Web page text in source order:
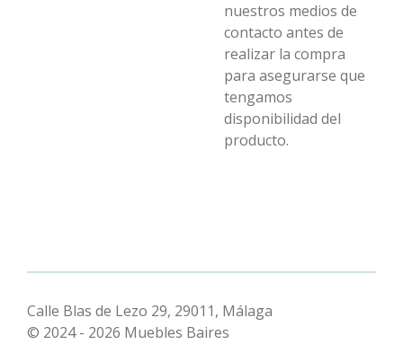
nuestros medios de
contacto antes de
realizar la compra
para asegurarse que
tengamos
disponibilidad del
producto.
Calle Blas de Lezo 29, 29011, Málaga
© 2024 - 2026 Muebles Baires